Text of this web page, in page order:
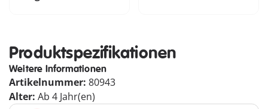
Produktspezifikationen
Weitere Informationen
Artikelnummer: 80943
Alter: Ab 4 Jahr(en)